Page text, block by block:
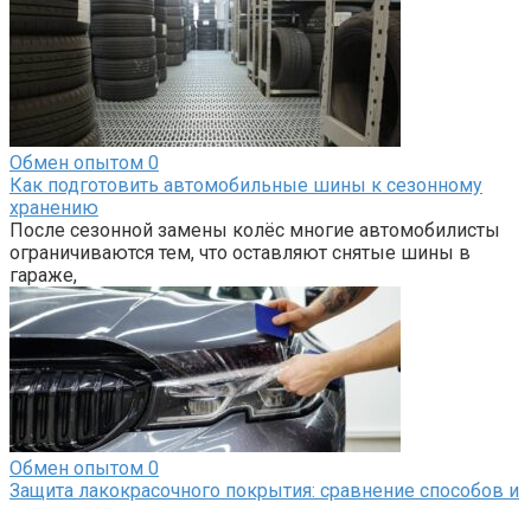
Обмен опытом 0
Как подготовить автомобильные шины к сезонному
хранению
После сезонной замены колёс многие автомобилисты
ограничиваются тем, что оставляют снятые шины в
гараже,
Обмен опытом 0
Защита лакокрасочного покрытия: сравнение способов и